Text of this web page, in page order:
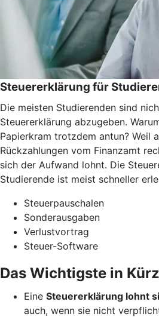
Steuererklärung für
Die meisten Studierenden sind
Steuererklärung abzugeben.
Papierkram trotzdem antun? Weil
Rückzahlungen vom Finanzamt
sich der Aufwand lohnt. Die
Studierende ist meist schneller
Steuerpauschalen
Sonderausgaben
Verlustvortrag
Steuer-Software
Das Wichtigste in
Eine Steuererklärung lohnt
auch, wenn sie nicht